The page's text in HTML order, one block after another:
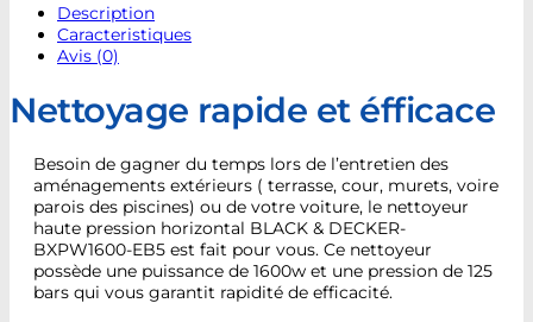
Description
Caracteristiques
Avis (0)
Nettoyage rapide et éfficace
Besoin de gagner du temps lors de l’entretien des
aménagements extérieurs ( terrasse, cour, murets, voire
parois des piscines) ou de votre voiture, le nettoyeur
haute pression horizontal BLACK & DECKER-
BXPW1600-EB5 est fait pour vous. Ce nettoyeur
possède une puissance de 1600w et une pression de 125
bars qui vous garantit rapidité de efficacité.